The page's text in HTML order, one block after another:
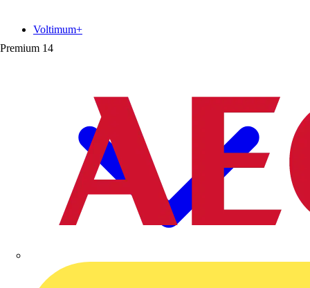
Premium 14
Voltimum+